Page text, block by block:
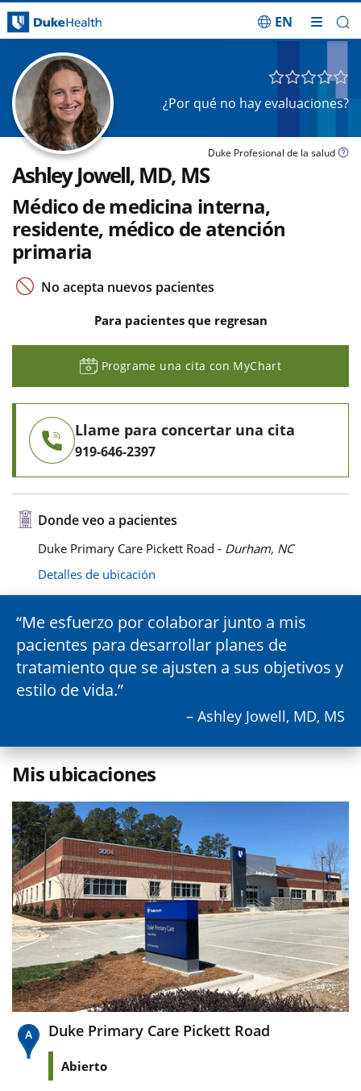
EN
¿Por qué no hay evaluaciones?
Duke Profesional de la salud
Ashley Jowell, MD, MS
Médico de medicina interna,
residente, médico de atención
primaria
No acepta nuevos pacientes
Para pacientes que regresan
Programe una cita con MyChart
Llame para concertar una cita
919-646-2397
Donde veo a pacientes
Duke Primary Care Pickett Road - Durham, NC
Detalles de ubicación
Me esfuerzo por colaborar junto a mis
pacientes para desarrollar planes de
tratamiento que se ajusten a sus objetivos y
estilo de vida.
– Ashley Jowell, MD, MS
Mis ubicaciones
Duke Primary Care Pickett Road
Abierto